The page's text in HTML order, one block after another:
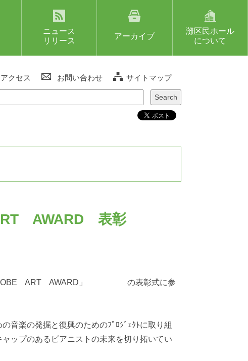
ニュース
リリース
アーカイブ
灘区民ホール
について
アクセス お問い合わせ サイトマップ
AWARD 表彰
回KOBE ART AWARD」 の表彰式に参
音楽の発掘と復興のためのﾌﾟﾛｼﾞｪｸﾄに取り組
ップのあるピアニストの未来を切り拓いてい